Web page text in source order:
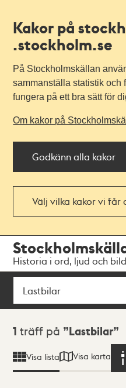
Kakor på
.stockholm.se
På Stockholmskällan
sammanställa statistik och
fungera på ett bra sätt för
Om kakor på
Godkänn alla kakor
Välj vilka kakor vi får
navigationen
huvudinnehållet
Historia i ord, ljud och bild
Sök
Sökresultat
1 träff på Lastbilar
Visa lista Visa karta